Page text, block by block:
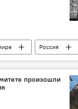
Россия
произошли